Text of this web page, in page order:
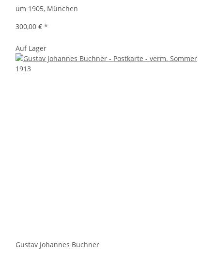
um 1905, München
300,00 € *
Auf Lager
Gustav Johannes Buchner